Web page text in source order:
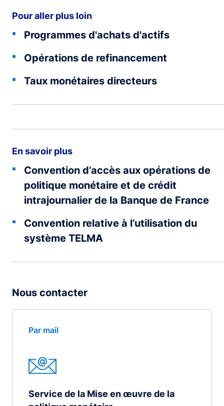
Pour aller plus loin
Programmes d'achats d'actifs
Opérations de refinancement
Taux monétaires directeurs
En savoir plus
Convention d’accès aux opérations de
politique monétaire et de crédit
intrajournalier de la Banque de France
Convention relative à l’utilisation du
système TELMA
Nous contacter
Par mail
Service de la Mise en œuvre de la